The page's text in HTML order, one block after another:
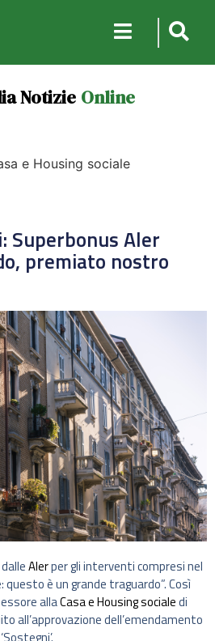
Notizie Online
e Housing sociale
Superbonus Aler
premiato nostro
Alerper gli interventi compresi nel
è un grande traguardo”. Così
allaCasa e Housing socialedi
all’approvazione dell’emendamento